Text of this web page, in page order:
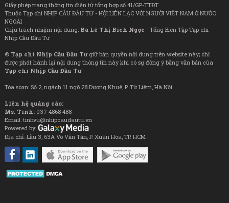
Giấy phép trang thông tin điện tử tổng hợp số 41/GP-TTĐT
Thuộc Tạp chí NHỊP CẦU ĐẦU TƯ - HỘI LIÊN LẠC VỚI NGƯỜI VIỆT NAM Ở NƯỚC
NGOÀI
Chịu trách nhiệm nội dung: Bà Lê Thị Bích Ngọc - Tổng Biên Tập Tạp chí
Nhịp Cầu Đầu Tư
© Tạp chí Nhịp Cầu Đầu Tưgiữ bản quyền nội dung trên website này; chỉ
được phát hành lại nội dung thông tin này khi có sự đồng ý bằng văn bản của
Tạp chí Nhịp Cầu Đầu Tư
Tòa soạn: Số 2, ngách 11 ngõ 28 Dương Khuê, P. Từ Liêm, Hà Nội
Liên hệ quảng cáo:
Ms. Tình: 037 4868 488
Email: tinhvu@nhipcaudautu.vn
Powered by:
Địa chỉ: Lầu 3, 63A Võ Văn Tần, P. Xuân Hòa, TP. HCM